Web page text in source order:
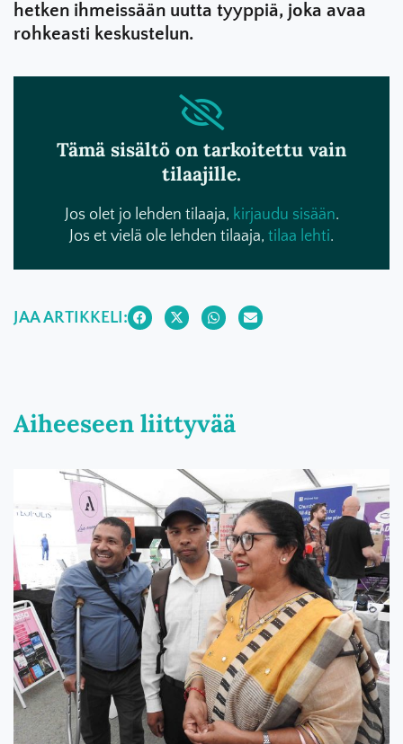
hetken ihmeissään uutta tyyppiä, joka avaa
rohkeasti keskustelun.
Tämä sisältö on tarkoitettu vain
tilaajille.
Jos olet jo lehden tilaaja, kirjaudu sisään.
Jos et vielä ole lehden tilaaja, tilaa lehti.
JAA ARTIKKELI:
Aiheeseen liittyvää